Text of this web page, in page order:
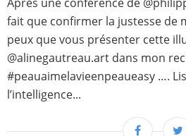
fait que confirmer la justesse de
peux que vous présenter cette
@alinegautreau.art dans mon
#peauaimelavieenpeaueasy ….
l’intelligence...